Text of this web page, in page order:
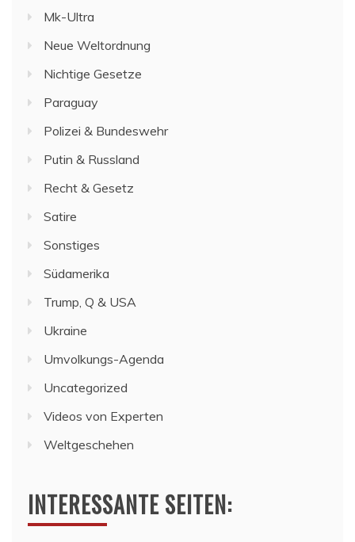
Mk-Ultra
Neue Weltordnung
Nichtige Gesetze
Paraguay
Polizei & Bundeswehr
Putin & Russland
Recht & Gesetz
Satire
Sonstiges
Südamerika
Trump, Q & USA
Ukraine
Umvolkungs-Agenda
Uncategorized
Videos von Experten
Weltgeschehen
INTERESSANTE SEITEN: